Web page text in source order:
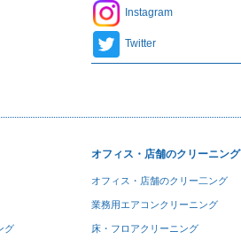
Instagram
Twitter
グ
オフィス・店舗のクリーニング
オフィス・店舗のクリー二ング
業務用エアコンクリーニング
床・フロアクリーニング